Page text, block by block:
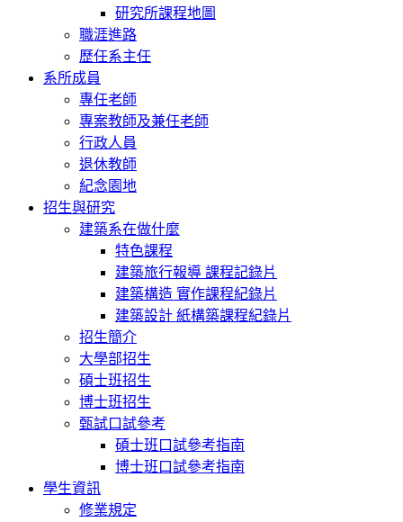
研究所課程地圖
職涯進路
歷任系主任
系所成員
專任老師
專案教師及兼任老師
行政人員
退休教師
紀念園地
招生與研究
建築系在做什麼
特色課程
建築旅行報導 課程記錄片
建築構造 實作課程紀錄片
建築設計 紙構築課程紀錄片
招生簡介
大學部招生
碩士班招生
博士班招生
甄試口試參考
碩士班口試參考指南
博士班口試參考指南
學生資訊
修業規定